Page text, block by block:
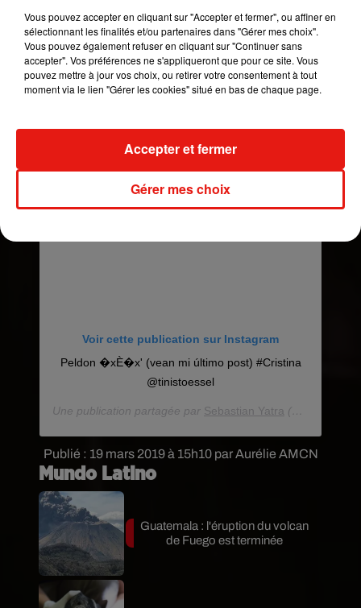
Publié : 19 mars 2019 à 15h10 par Aurélie AMCN
PERDÓN @tinistoessel !!!!!! (Miren hasta el final)
�x:Èx:Èx:Èx"Èx"Èx"Èxܵ�xܵ�x'�x'�xÈx�
#CRISTINA ESTE VIERNES 22.03.19 �x}
Èx"ÈxÈ
Sebastian Yatra
Voir cette publication sur Instagram
Peldon �xÈ�x' (vean mi último post) #Cristina
@tinistoessel
Une publication partagée par Sebastian Yatra (@sebastianyatra) le
Mundo Latino
Guatemala : l'éruption du volcan
de Fuego est terminée
Vous pouvez accepter en cliquant sur "Accepter et fermer", ou affiner en
sélectionnant les finalités et/ou partenaires dans "Gérer mes choix".
Vous pouvez également refuser en cliquant sur "Continuer sans
accepter". Vos préférences ne s'appliqueront que pour ce site. Vous
pouvez mettre à jour vos choix, ou retirer votre consentement à tout
moment via le lien "Gérer les cookies" situé en bas de chaque page.
Gérer mes choix
Accepter et fermer